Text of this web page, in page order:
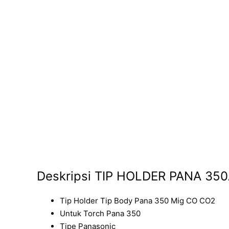
Deskripsi TIP HOLDER PANA
Tip Holder Tip Body Pana 350 Mig CO CO2
Untuk Torch Pana 350
Tipe Panasonic